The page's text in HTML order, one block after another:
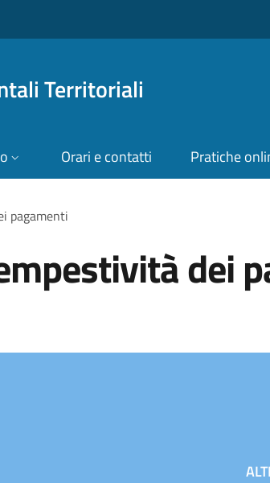
Territoriali
Orari e contatti Pratiche
pagamenti
dei